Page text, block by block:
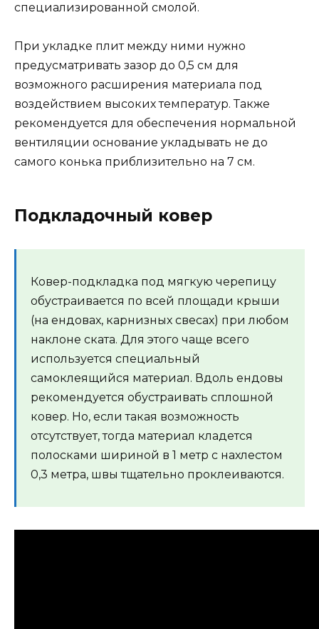
специализированной смолой.
При укладке плит между ними нужно
предусматривать зазор до 0,5 см для
возможного расширения материала под
воздействием высоких температур. Также
рекомендуется для обеспечения нормальной
вентиляции основание укладывать не до
самого конька приблизительно на 7 см.
Подкладочный ковер
Ковер-подкладка под мягкую черепицу
обустраивается по всей площади крыши
(на ендовах, карнизных свесах) при любом
наклоне ската. Для этого чаще всего
используется специальный
самоклеящийся материал. Вдоль ендовы
рекомендуется обустраивать сплошной
ковер. Но, если такая возможность
отсутствует, тогда материал кладется
полосками шириной в 1 метр с нахлестом
0,3 метра, швы тщательно проклеиваются.